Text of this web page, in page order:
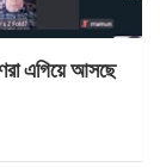
এগিয়ে আসছে